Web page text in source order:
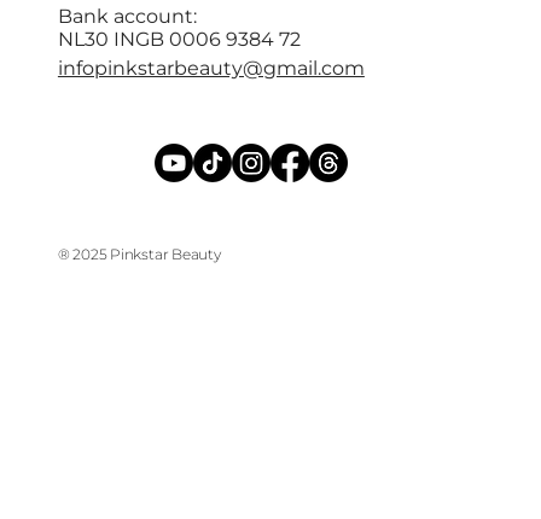
® 2025 Pinkstar Beauty
Bank account:
NL30 INGB 0006 9384 72
infopinkstarbeauty@gmail.com